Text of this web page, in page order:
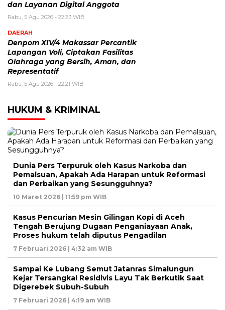
dan Layanan Digital Anggota
Rabu, 5 Agu 2026 - 22:23 WIB
DAERAH
Denpom XIV/4 Makassar Percantik
Lapangan Voli, Ciptakan Fasilitas
Olahraga yang Bersih, Aman, dan
Representatif
Rabu, 5 Agu 2026 - 22:21 WIB
HUKUM & KRIMINAL
Dunia Pers Terpuruk oleh Kasus Narkoba dan
Pemalsuan, Apakah Ada Harapan untuk Reformasi
dan Perbaikan yang Sesungguhnya?
10 Maret 2026 | 11:59 pm WIB
Kasus Pencurian Mesin Gilingan Kopi di Aceh
Tengah Berujung Dugaan Penganiayaan Anak,
Proses hukum telah diputus Pengadilan
7 Februari 2026 | 4:32 am WIB
Sampai Ke Lubang Semut Jatanras Simalungun
Kejar Tersangka! Residivis Layu Tak Berkutik Saat
Digerebek Subuh-Subuh
7 Februari 2026 | 4:19 am WIB